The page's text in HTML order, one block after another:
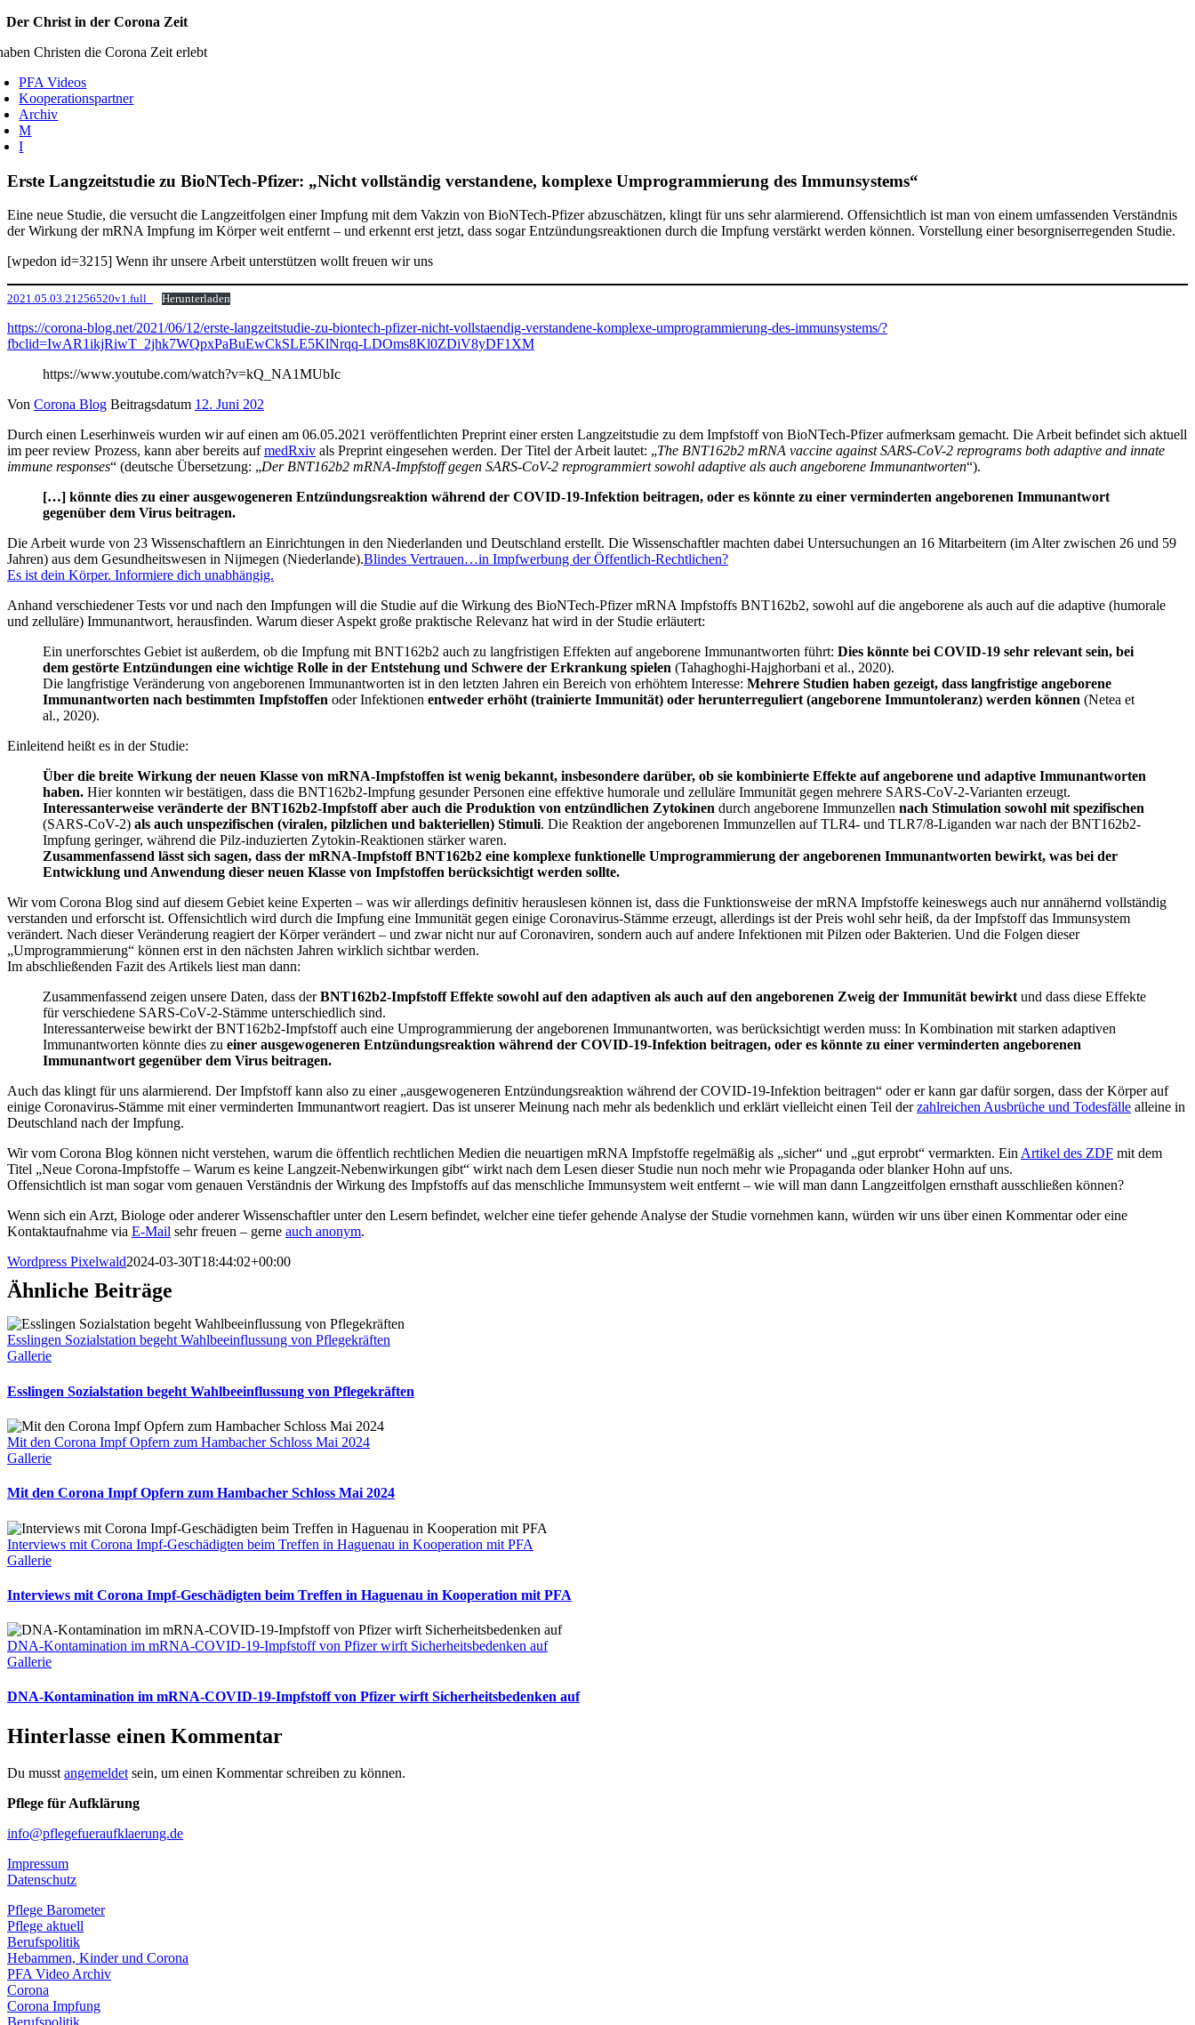
Der Christ in der Corona Zeit
Christen die Corona Zeit erlebt
PFA Videos
Kooperationspartner
Archiv
M
I
Erste Langzeitstudie zu BioNTech-Pfizer: „Nicht vollständig verstandene, komplexe Umprogrammierung des Immunsystems“
Eine neue Studie, die versucht die Langzeitfolgen einer Impfung mit dem Vakzin von BioNTech-Pfizer abzuschätzen, klingt für uns sehr alarmierend. Offensichtlich ist man von einem umfassenden Verständnis
der Wirkung der mRNA Impfung im Körper weit entfernt – und erkennt erst jetzt, dass sogar Entzündungsreaktionen durch die Impfung verstärkt werden können. Vorstellung einer besorgniserregenden Studie.
[wpedon id=3215] Wenn ihr unsere Arbeit unterstützen wollt freuen wir uns
2021.05.03.21256520v1.full_ Herunterladen
https://corona-blog.net/2021/06/12/erste-langzeitstudie-zu-biontech-pfizer-nicht-vollstaendig-verstandene-komplexe-umprogrammierung-des-immunsystems/?
fbclid=IwAR1ikjRiwT_2jhk7WQpxPaBuEwCkSLE5KlNrqq-LDOms8Kl0ZDiV8yDF1XM
https://www.youtube.com/watch?v=kQ_NA1MUbIc
Von Corona Blog Beitragsdatum 12. Juni 202
Durch einen Leserhinweis wurden wir auf einen am 06.05.2021 veröffentlichten Preprint einer ersten Langzeitstudie zu dem Impfstoff von BioNTech-Pfizer aufmerksam gemacht. Die Arbeit befindet sich aktuell
im peer review Prozess, kann aber bereits aufmedRxiv als Preprint eingesehen werden. Der Titel der Arbeit lautet: „The BNT162b2 mRNA vaccine against SARS-CoV-2 reprograms both adaptive and innate
immune responses“ (deutsche Übersetzung: „Der BNT162b2 mRNA-Impfstoff gegen SARS-CoV-2 reprogrammiert sowohl adaptive als auch angeborene Immunantworten“).
[…] könnte dies zu einer ausgewogeneren Entzündungsreaktion während der COVID-19-Infektion beitragen, oder es könnte zu einer verminderten angeborenen Immunantwort
gegenüber dem Virus beitragen.
Die Arbeit wurde von 23 Wissenschaftlern an Einrichtungen in den Niederlanden und Deutschland erstellt. Die Wissenschaftler machten dabei Untersuchungen an 16 Mitarbeitern (im Alter zwischen 26 und 59
Jahren) aus dem Gesundheitswesen in Nijmegen (Niederlande).Blindes Vertrauen…in Impfwerbung der Öffentlich-Rechtlichen?
Es ist dein Körper. Informiere dich unabhängig.
Anhand verschiedener Tests vor und nach den Impfungen will die Studie auf die Wirkung des BioNTech-Pfizer mRNA Impfstoffs BNT162b2, sowohl auf die angeborene als auch auf die adaptive (humorale
und zelluläre) Immunantwort, herausfinden. Warum dieser Aspekt große praktische Relevanz hat wird in der Studie erläutert:
Ein unerforschtes Gebiet ist außerdem, ob die Impfung mit BNT162b2 auch zu langfristigen Effekten auf angeborene Immunantworten führt: Dies könnte bei COVID-19 sehr relevant sein, bei
dem gestörte Entzündungen eine wichtige Rolle in der Entstehung und Schwere der Erkrankung spielen (Tahaghoghi-Hajghorbani et al., 2020).
Die langfristige Veränderung von angeborenen Immunantworten ist in den letzten Jahren ein Bereich von erhöhtem Interesse: Mehrere Studien haben gezeigt, dass langfristige angeborene
Immunantworten nach bestimmten Impfstoffen oder Infektionen entweder erhöht (trainierte Immunität) oder herunterreguliert (angeborene Immuntoleranz) werden können (Netea et
al., 2020).
Einleitend heißt es in der Studie:
Über die breite Wirkung der neuen Klasse von mRNA-Impfstoffen ist wenig bekannt, insbesondere darüber, ob sie kombinierte Effekte auf angeborene und adaptive Immunantworten
haben. Hier konnten wir bestätigen, dass die BNT162b2-Impfung gesunder Personen eine effektive humorale und zelluläre Immunität gegen mehrere SARS-CoV-2-Varianten erzeugt.
Interessanterweise veränderte der BNT162b2-Impfstoff aber auch die Produktion von entzündlichen Zytokinen durch angeborene Immunzellen nach Stimulation sowohl mit spezifischen
(SARS-CoV-2) als auch unspezifischen (viralen, pilzlichen und bakteriellen) Stimuli. Die Reaktion der angeborenen Immunzellen auf TLR4- und TLR7/8-Liganden war nach der BNT162b2-
Impfung geringer, während die Pilz-induzierten Zytokin-Reaktionen stärker waren.
Zusammenfassend lässt sich sagen, dass der mRNA-Impfstoff BNT162b2 eine komplexe funktionelle Umprogrammierung der angeborenen Immunantworten bewirkt, was bei der
Entwicklung und Anwendung dieser neuen Klasse von Impfstoffen berücksichtigt werden sollte.
Wir vom Corona Blog sind auf diesem Gebiet keine Experten – was wir allerdings definitiv herauslesen können ist, dass die Funktionsweise der mRNA Impfstoffe keineswegs auch nur annähernd vollständig
verstanden und erforscht ist. Offensichtlich wird durch die Impfung eine Immunität gegen einige Coronavirus-Stämme erzeugt, allerdings ist der Preis wohl sehr heiß, da der Impfstoff das Immunsystem
verändert. Nach dieser Veränderung reagiert der Körper verändert – und zwar nicht nur auf Coronaviren, sondern auch auf andere Infektionen mit Pilzen oder Bakterien. Und die Folgen dieser
„Umprogrammierung“ können erst in den nächsten Jahren wirklich sichtbar werden.
Im abschließenden Fazit des Artikels liest man dann:
Zusammenfassend zeigen unsere Daten, dass derBNT162b2-Impfstoff Effekte sowohl auf den adaptiven als auch auf den angeborenen Zweig der Immunität bewirktund dass diese Effekte
für verschiedene SARS-CoV-2-Stämme unterschiedlich sind.
Interessanterweise bewirkt der BNT162b2-Impfstoff auch eine Umprogrammierung der angeborenen Immunantworten, was berücksichtigt werden muss: In Kombination mit starken adaptiven
Immunantworten könnte dies zu einer ausgewogeneren Entzündungsreaktion während der COVID-19-Infektion beitragen, oder es könnte zu einer verminderten angeborenen
Immunantwort gegenüber dem Virus beitragen.
Auch das klingt für uns alarmierend. Der Impfstoff kann also zu einer „ausgewogeneren Entzündungsreaktion während der COVID-19-Infektion beitragen“ oder er kann gar dafür sorgen, dass der Körper auf
einige Coronavirus-Stämme mit einer verminderten Immunantwort reagiert. Das ist unserer Meinung nach mehr als bedenklich und erklärt vielleicht einen Teil derzahlreichen Ausbrüche und Todesfälle alleine in
Deutschland nach der Impfung.
Wir vom Corona Blog können nicht verstehen, warum die öffentlich rechtlichen Medien die neuartigen mRNA Impfstoffe regelmäßig als „sicher“ und „gut erprobt“ vermarkten. EinArtikel des ZDF mit dem
Titel „Neue Corona-Impfstoffe – Warum es keine Langzeit-Nebenwirkungen gibt“ wirkt nach dem Lesen dieser Studie nun noch mehr wie Propaganda oder blanker Hohn auf uns.
Offensichtlich ist man sogar vom genauen Verständnis der Wirkung des Impfstoffs auf das menschliche Immunsystem weit entfernt – wie will man dann Langzeitfolgen ernsthaft ausschließen können?
Wenn sich ein Arzt, Biologe oder anderer Wissenschaftler unter den Lesern befindet, welcher eine tiefer gehende Analyse der Studie vornehmen kann, würden wir uns über einen Kommentar oder eine
Kontaktaufnahme via E-Mail sehr freuen – gerne auch anonym.
Wordpress Pixelwald2024-03-30T18:44:02+00:00
Ähnliche Beiträge
Esslingen Sozialstation begeht Wahlbeeinflussung von Pflegekräften
Gallerie
Esslingen Sozialstation begeht Wahlbeeinflussung von Pflegekräften
Mit den Corona Impf Opfern zum Hambacher Schloss Mai 2024
Gallerie
Mit den Corona Impf Opfern zum Hambacher Schloss Mai 2024
Interviews mit Corona Impf-Geschädigten beim Treffen in Haguenau in Kooperation mit PFA
Gallerie
Interviews mit Corona Impf-Geschädigten beim Treffen in Haguenau in Kooperation mit PFA
DNA-Kontamination im mRNA-COVID-19-Impfstoff von Pfizer wirft Sicherheitsbedenken auf
Gallerie
DNA-Kontamination im mRNA-COVID-19-Impfstoff von Pfizer wirft Sicherheitsbedenken auf
Hinterlasse einen Kommentar
Du musstangemeldetsein, um einen Kommentar schreiben zu können.
Pflege für Aufklärung
info@pflegefueraufklaerung.de
Impressum
Datenschutz
Pflege Barometer
Pflege aktuell
Berufspolitik
Hebammen, Kinder und Corona
PFA Video Archiv
Corona
Corona Impfung